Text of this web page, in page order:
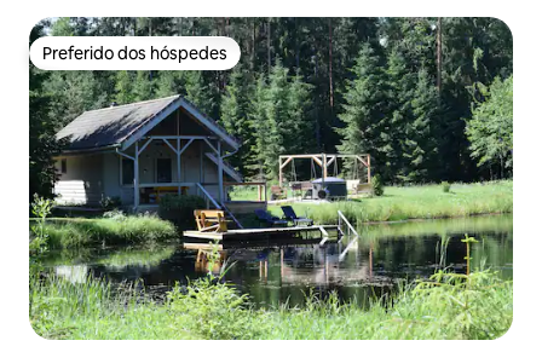
Preferido dos hóspedes
Preferido dos hóspedes